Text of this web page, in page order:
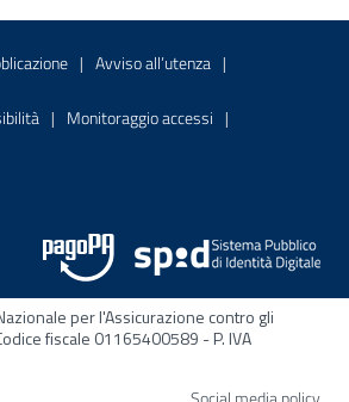
Sito interno - Apre in una nuova
Avviso all’utenza Sito interno -
Sito interno - Apre in una nuova finestra
Monitoraggio accessi Sito interno -
- Apre nella stessa finestra
per l'Assicurazione contro gli
fiscale 01165400589 - P. IVA